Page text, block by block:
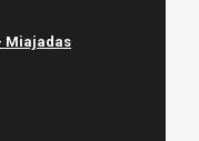
Miajadas